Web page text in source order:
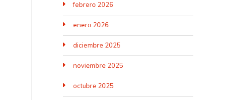
febrero 2026
enero 2026
diciembre 2025
noviembre 2025
octubre 2025